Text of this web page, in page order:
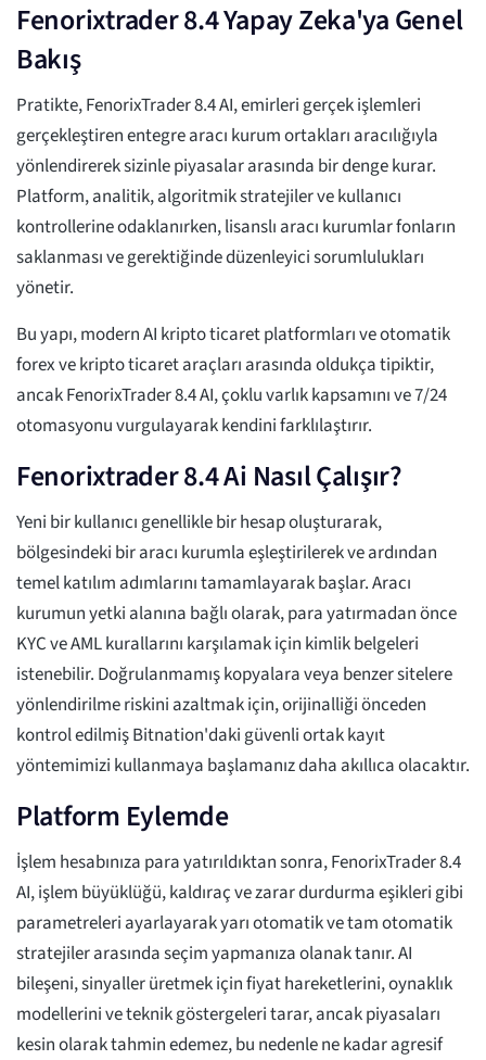
Fenorixtrader 8.4 Yapay Zeka'ya Genel
Bakış
Pratikte, FenorixTrader 8.4 AI, emirleri gerçek işlemleri
gerçekleştiren entegre aracı kurum ortakları aracılığıyla
yönlendirerek sizinle piyasalar arasında bir denge kurar.
Platform, analitik, algoritmik stratejiler ve kullanıcı
kontrollerine odaklanırken, lisanslı aracı kurumlar fonların
saklanması ve gerektiğinde düzenleyici sorumlulukları
yönetir.
Bu yapı, modern AI kripto ticaret platformları ve otomatik
forex ve kripto ticaret araçları arasında oldukça tipiktir,
ancak FenorixTrader 8.4 AI, çoklu varlık kapsamını ve 7/24
otomasyonu vurgulayarak kendini farklılaştırır.
Fenorixtrader 8.4 Ai Nasıl Çalışır?
Yeni bir kullanıcı genellikle bir hesap oluşturarak,
bölgesindeki bir aracı kurumla eşleştirilerek ve ardından
temel katılım adımlarını tamamlayarak başlar. Aracı
kurumun yetki alanına bağlı olarak, para yatırmadan önce
KYC ve AML kurallarını karşılamak için kimlik belgeleri
istenebilir. Doğrulanmamış kopyalara veya benzer sitelere
yönlendirilme riskini azaltmak için, orijinalliği önceden
kontrol edilmiş Bitnation'daki güvenli ortak kayıt
yöntemimizi kullanmaya başlamanız daha akıllıca olacaktır.
Platform Eylemde
İşlem hesabınıza para yatırıldıktan sonra, FenorixTrader 8.4
AI, işlem büyüklüğü, kaldıraç ve zarar durdurma eşikleri gibi
parametreleri ayarlayarak yarı otomatik ve tam otomatik
stratejiler arasında seçim yapmanıza olanak tanır. AI
bileşeni, sinyaller üretmek için fiyat hareketlerini, oynaklık
modellerini ve teknik göstergeleri tarar, ancak piyasaları
kesin olarak tahmin edemez, bu nedenle ne kadar agresif